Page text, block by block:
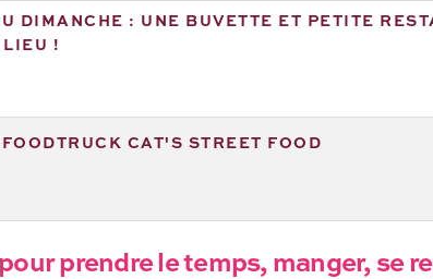
DIMANCHE : UNE BUVETTE ET PETITE
LIEU !
CAT'S STREET FOOD
prendre le temps, manger, se